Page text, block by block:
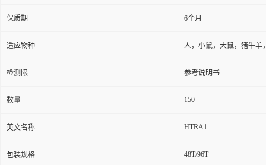
保质期 6个月
适应物种 人，小鼠，大鼠，猪牛羊
检测限 参考说明书
数量 150
英文名称 HTRA1
包装规格 48T/96T